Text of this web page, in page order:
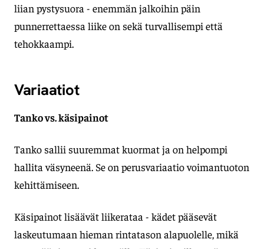
liian pystysuora - enemmän jalkoihin päin
punnerrettaessa liike on sekä turvallisempi että
tehokkaampi.
Variaatiot
Tanko vs. käsipainot
Tanko sallii suuremmat kuormat ja on helpompi
hallita väsyneenä. Se on perusvariaatio voimantuoton
kehittämiseen.
Käsipainot lisäävät liikerataa - kädet pääsevät
laskeutumaan hieman rintatason alapuolelle, mikä